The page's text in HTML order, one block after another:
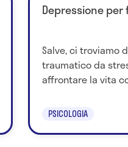
Depressione
Salve, ci troviamo
traumatico da
affrontare la vita
PSICOLOGIA